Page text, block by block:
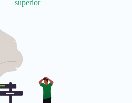
superior